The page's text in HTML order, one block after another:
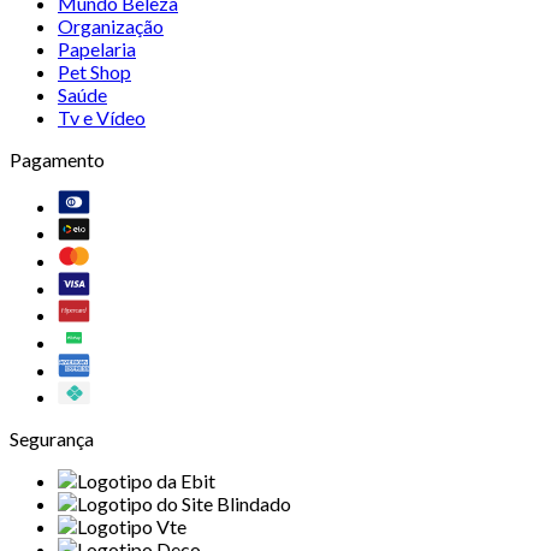
Organização
Papelaria
Pet Shop
Saúde
Tv e Vídeo
Pagamento
Segurança